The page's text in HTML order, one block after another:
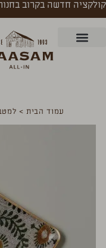
קולקציה חדשה בקרוב
עמוד הבית>